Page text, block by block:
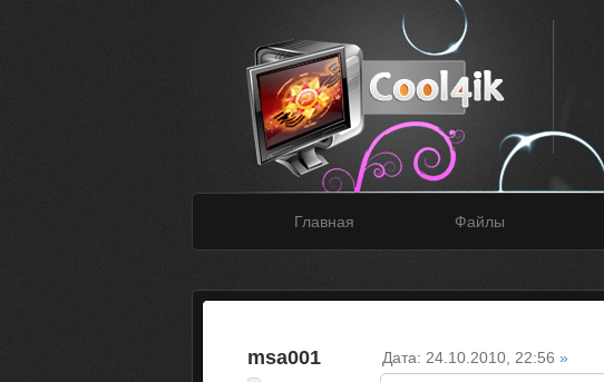
Главная Файлы
msa001 Дата: 24.10.2010, 22:56 »